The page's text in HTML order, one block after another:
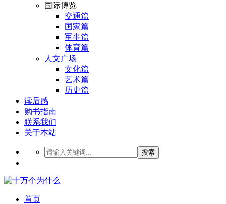
国际博览
交通篇
国家篇
军事篇
体育篇
人文广场
文化篇
艺术篇
历史篇
读后感
购书指南
联系我们
关于本站
搜索
首页